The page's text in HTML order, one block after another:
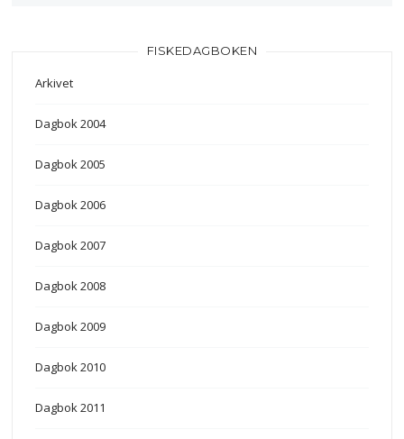
FISKEDAGBOKEN
Arkivet
Dagbok 2004
Dagbok 2005
Dagbok 2006
Dagbok 2007
Dagbok 2008
Dagbok 2009
Dagbok 2010
Dagbok 2011